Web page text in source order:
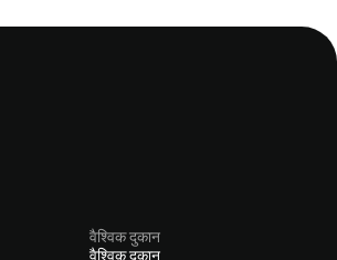
वैश्विक दुकान
वैश्विक दुकान